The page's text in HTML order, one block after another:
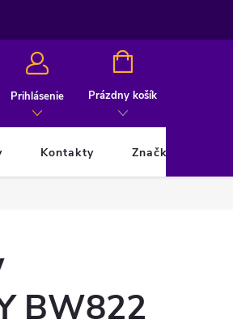
Prihlásenie
NÁKUPNÝ
Prázdny košík
Kontakty Značky
BW822